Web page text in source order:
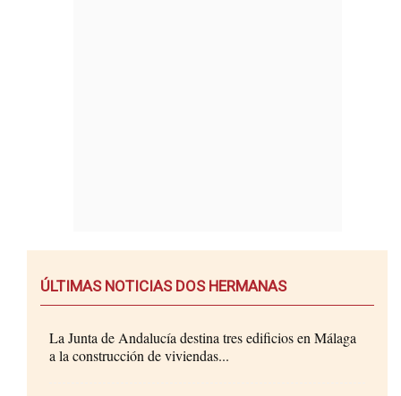
ÚLTIMAS NOTICIAS DOS HERMANAS
La Junta de Andalucía destina tres edificios en Málaga
a la construcción de viviendas...